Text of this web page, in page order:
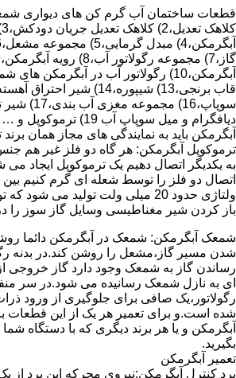
دیافگرام و میل سوپاپ آب 19)
آبگرمکن باید به نمایندگی های مجاز همان
ترموکوپل آبگرمکن: هر گاه دو فلز غیر هم
به یکدیگر اتصال دهیم یک ترموکوپل ایجاد
اتصال دو فلز را توسط شعله ای گرم کنیم
ولتاژی حدود 20 میلی ولت تولید می
باز کردن شیر مغناطیسی وسایل گاز سوز را در مدت 20
شمعک آبگرمکن: شمعک در آبگرمکن دائما
شدن مسیر گاز،مشعل را روشن کند.در بدنه
رساندن گاز به شمعک وجود دارد گاز خروجی
ای به نازل شمعک رسانیده می شود.در سر
رگولاتور،یک صافی برای جلوگیری از ورود
شده است.و برای تعمیر هر یک از این قطعات
آبگرمکن و یا هر برند دیگری که با دستگاه
بگیرید.
تعمیر آبگرمکن
برد کنترل آبگرمکن:نیروی محرکه این برد از یک